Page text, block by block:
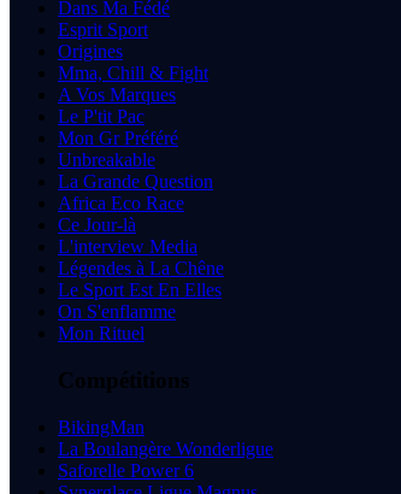
Dans Ma Fédé
Esprit Sport
Origines
Mma, Chill & Fight
A Vos Marques
Le P'tit Pac
Mon Gr Préféré
Unbreakable
La Grande Question
Africa Eco Race
Ce Jour-là
L'interview Media
Légendes à La Chêne
Le Sport Est En Elles
On S'enflamme
Mon Rituel
Compétitions
BikingMan
La Boulangère Wonderligue
Saforelle Power 6